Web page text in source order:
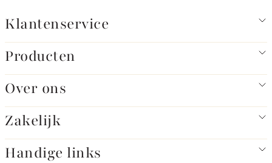
Klantenservice
Producten
Over ons
Zakelijk
Handige links